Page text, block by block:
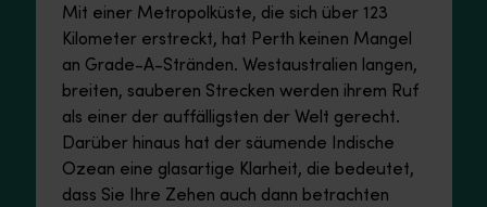
Mit einer Metropolküste, die sich über 123
Kilometer erstreckt, hat Perth keinen Mangel
an Grade-A-Stränden. Westaustralien langen,
breiten, sauberen Strecken werden ihrem Ruf
als einer der auffälligsten der Welt gerecht.
Darüber hinaus hat der säumende Indische
Ozean eine glasartige Klarheit, die bedeutet,
dass Sie Ihre Zehen auch dann betrachten